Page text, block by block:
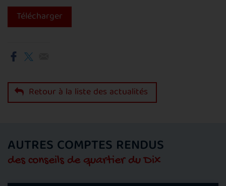
Télécharger
Retour à la liste des actualités
AUTRES COMPTES RENDUS
des conseils de quartier du Dix